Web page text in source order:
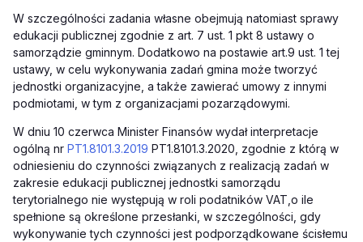
W szczególności zadania własne obejmują natomiast sprawy
edukacji publicznej zgodnie z art. 7 ust. 1 pkt 8 ustawy o
samorządzie gminnym. Dodatkowo na postawie art.9 ust. 1 tej
ustawy, w celu wykonywania zadań gmina może tworzyć
jednostki organizacyjne, a także zawierać umowy z innymi
podmiotami, w tym z organizacjami pozarządowymi.
W dniu 10 czerwca Minister Finansów wydał interpretacje
ogólną nr PT1.8101.3.2019 PT1.8101.3.2020, zgodnie z którą w
odniesieniu do czynności związanych z realizacją zadań w
zakresie edukacji publicznej jednostki samorządu
terytorialnego nie występują w roli podatników VAT o ile
spełnione są określone przesłanki, w szczególności, gdy
wykonywanie tych czynności jest podporządkowane ścisłemu